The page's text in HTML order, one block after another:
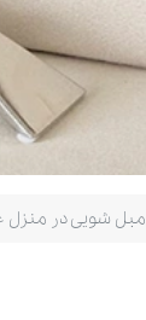
مبل شویی در منزل